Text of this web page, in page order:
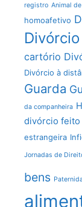
registro Animal
homoafetivo
Divórcio
cartório
Divórcio à
Guarda
da companheira
divórcio
estrangeira
Jornadas de
bens